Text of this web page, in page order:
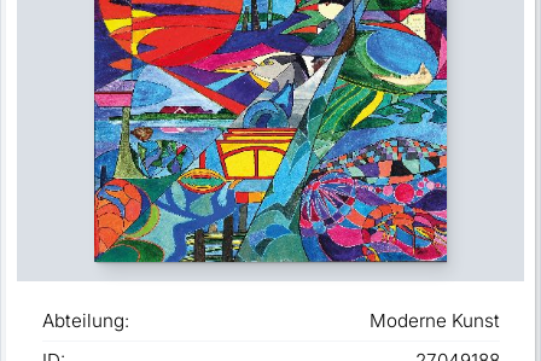
Abteilung:
Moderne Kunst